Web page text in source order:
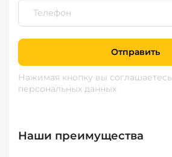
Отправить
Нажимая кнопку вы соглашаетесь
персональных данных
Наши преимущества